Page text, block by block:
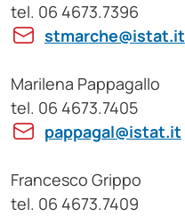
tel. 06 4673.7396
stmarche@istat.it
Marilena Pappagallo
tel. 06 4673.7405
pappagal@istat.it
Francesco Grippo
tel. 06 4673.7409